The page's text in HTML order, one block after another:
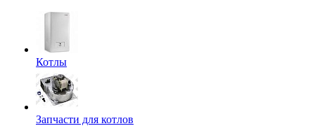
Котлы
Запчасти для котлов